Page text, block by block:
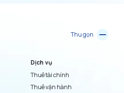
Thu gọn
Dịch vụ
Thuê tài chính
Thuê vận hành